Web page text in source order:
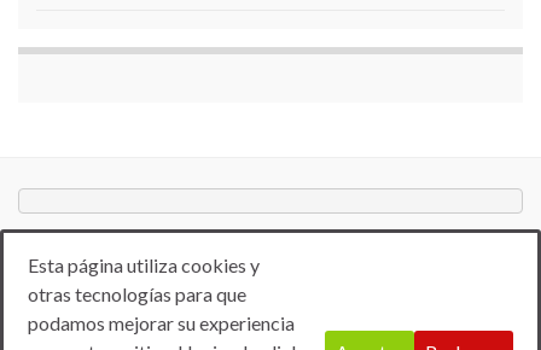
Esta página utiliza cookies y
otras tecnologías para que
podamos mejorar su experiencia